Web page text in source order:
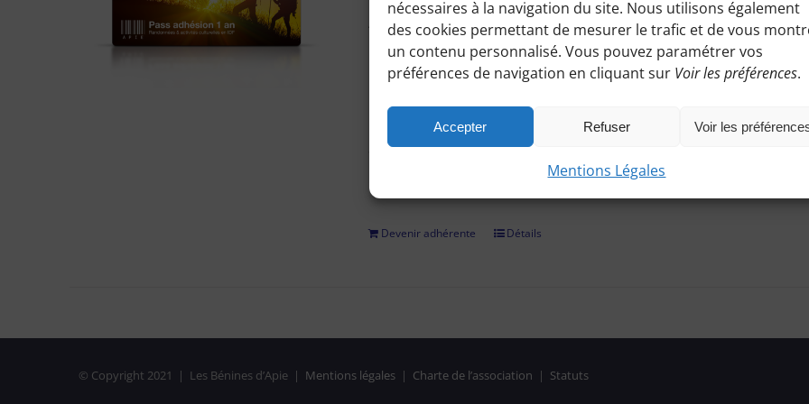
nécessaires à la navigation du site. Nous utilisons également
des cookies permettant de mesurer le trafic et de vous
un contenu personnalisé. Vous pouvez paramétrer vos
préférences de navigation en cliquant sur Voir les préférences.
Accepter Refuser Voir les
Mentions Légales
Accédez à toutes les informations pratiques de nos excursions du
horaires, conseils etc.), et participez à nos activités telles que des
Pour adhérer et faire vivre notre association, nous vous demandons
régler par chèque, virement bancaire (démarche à finaliser hors site,
adhésion confirmée, il vous suffira de vous identifier et de consulter le
privées réservées aux Bénines d'Apie. Vous pouvez aussi nous
Devenir adhérente Détails
© Copyright 2021 | Les Bénines d’Apie | Mentions légales| Charte de l’association | Statuts